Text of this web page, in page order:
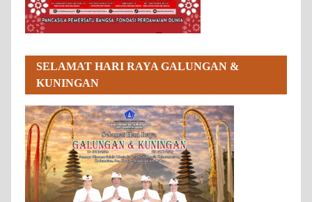
SELAMAT HARI RAYA GALUNGAN &
KUNINGAN